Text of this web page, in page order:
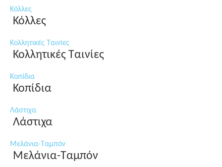
Κόλλες
Κόλλες
Κολλητικές Ταινίες
Κολλητικές Ταινίες
Κοπίδια
Κοπίδια
Λάστιχα
Λάστιχα
Μελάνια-Ταμπόν
Μελάνια-Ταμπόν